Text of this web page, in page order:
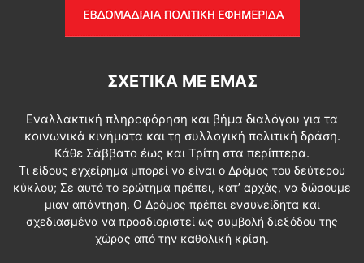
ΣΧΕΤΙΚΆ ΜΕ ΕΜΆΣ
Εναλλακτική πληροφόρηση και βήμα διαλόγου για τα
κοινωνικά κινήματα και τη συλλογική πολιτική δράση.
Κάθε Σάββατο έως και Τρίτη στα περίπτερα.
Τι είδους εγχείρημα μπορεί να είναι ο Δρόμος του δεύτερου
κύκλου; Σε αυτό το ερώτημα πρέπει, κατ’ αρχάς, να δώσουμε
μιαν απάντηση. Ο Δρόμος πρέπει ενσυνείδητα και
σχεδιασμένα να προσδιοριστεί ως συμβολή διεξόδου της
χώρας από την καθολική κρίση.